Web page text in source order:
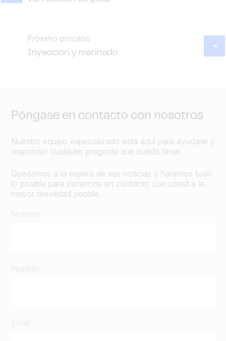
Próximo proceso
Inyección y marinado
Póngase en contacto con nosotros
Nuestro equipo especializado está aquí para ayudarle y
responder cualquier pregunta que pueda tener.
Quedamos a la espera de sus noticias y haremos todo
lo posible para ponernos en contacto con usted a la
mayor brevedad posible.
Nombre
Apellido
Email